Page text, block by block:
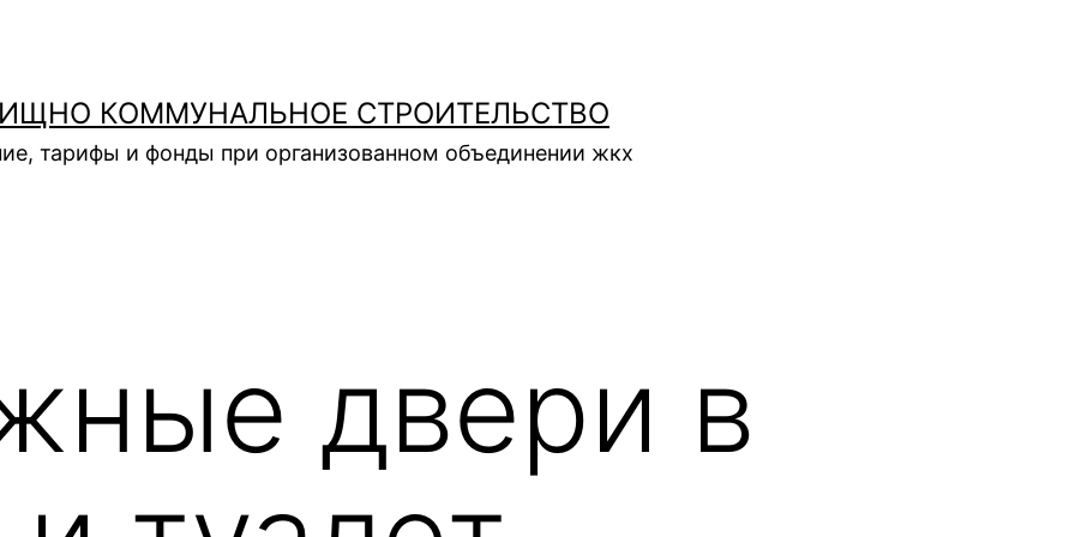
КОММУНАЛЬНОЕ СТРОИТЕЛЬСТВО
тарифы и фонды при организованном объединении жкх
двери в